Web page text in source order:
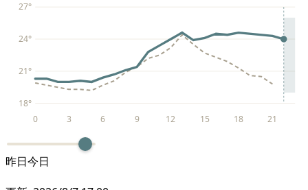
18°
21°
24°
27°
0 3 6 9 12 15 18 21
昨日今日